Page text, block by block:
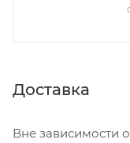
Доставка
Вне зависимости